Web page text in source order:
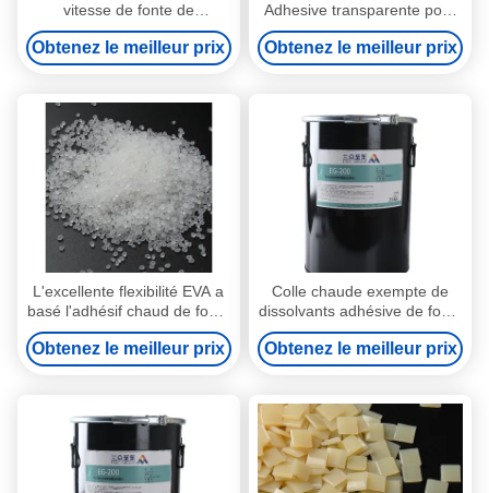
vitesse de fonte de
l'utilisation PUR de machine
pour la colle de polyuréthane
d'obligatoire de livre
Obtenez le meilleur prix
Adhesive transparente pour
la colle de côté d'obligatoire
de livre
Obtenez le meilleur prix
L'excellente flexibilité EVA a
basé l'adhésif chaud de fonte
pour la colle de côté
d'obligatoire de livre
Obtenez le meilleur prix
Colle chaude exempte de
dissolvants adhésive de fonte
chaude réactive de reliure
pour l'attache de livre
Obtenez le meilleur prix